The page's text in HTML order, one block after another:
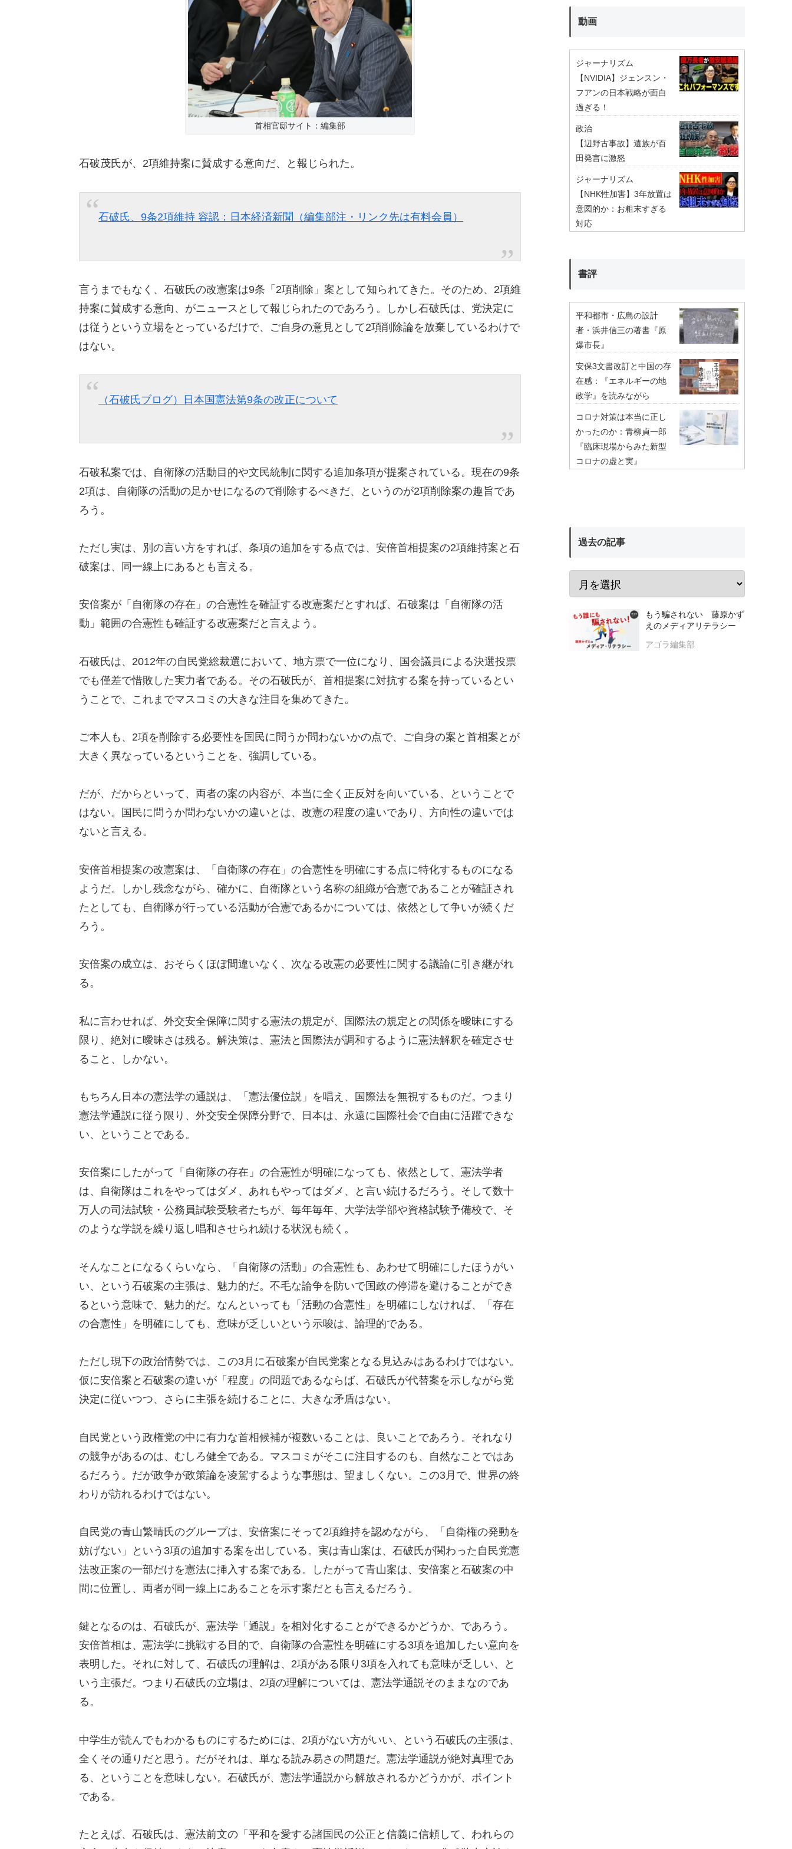
首相官邸サイト：編集部
石破茂氏が、2項維持案に賛成する意向だ、と報じられた。
石破氏、9条2項維持 容認：日本経済新聞（編集部注・リンク先は有料会員）
言うまでもなく、石破氏の改憲案は9条「2項削除」案として知られてきた。そのため、2項維
持案に賛成する意向、がニュースとして報じられたのであろう。しかし石破氏は、党決定に
は従うという立場をとっているだけで、ご自身の意見として2項削除論を放棄しているわけで
はない。
（石破氏ブログ）日本国憲法第9条の改正について
石破私案では、自衛隊の活動目的や文民統制に関する追加条項が提案されている。現在の9条
2項は、自衛隊の活動の足かせになるので削除するべきだ、というのが2項削除案の趣旨であ
ろう。
ただし実は、別の言い方をすれば、条項の追加をする点では、安倍首相提案の2項維持案と石
破案は、同一線上にあるとも言える。
安倍案が「自衛隊の存在」の合憲性を確証する改憲案だとすれば、石破案は「自衛隊の活
動」範囲の合憲性も確証する改憲案だと言えよう。
石破氏は、2012年の自民党総裁選において、地方票で一位になり、国会議員による決選投票
でも僅差で惜敗した実力者である。その石破氏が、首相提案に対抗する案を持っているとい
うことで、これまでマスコミの大きな注目を集めてきた。
ご本人も、2項を削除する必要性を国民に問うか問わないかの点で、ご自身の案と首相案とが
大きく異なっているということを、強調している。
だが、だからといって、両者の案の内容が、本当に全く正反対を向いている、ということで
はない。国民に問うか問わないかの違いとは、改憲の程度の違いであり、方向性の違いでは
ないと言える。
安倍首相提案の改憲案は、「自衛隊の存在」の合憲性を明確にする点に特化するものになる
ようだ。しかし残念ながら、確かに、自衛隊という名称の組織が合憲であることが確証され
たとしても、自衛隊が行っている活動が合憲であるかについては、依然として争いが続くだ
ろう。
安倍案の成立は、おそらくほぼ間違いなく、次なる改憲の必要性に関する議論に引き継がれ
る。
私に言わせれば、外交安全保障に関する憲法の規定が、国際法の規定との関係を曖昧にする
限り、絶対に曖昧さは残る。解決策は、憲法と国際法が調和するように憲法解釈を確定させ
ること、しかない。
もちろん日本の憲法学の通説は、「憲法優位説」を唱え、国際法を無視するものだ。つまり
憲法学通説に従う限り、外交安全保障分野で、日本は、永遠に国際社会で自由に活躍できな
い、ということである。
安倍案にしたがって「自衛隊の存在」の合憲性が明確になっても、依然として、憲法学者
は、自衛隊はこれをやってはダメ、あれもやってはダメ、と言い続けるだろう。そして数十
万人の司法試験・公務員試験受験者たちが、毎年毎年、大学法学部や資格試験予備校で、そ
のような学説を繰り返し唱和させられ続ける状況も続く。
そんなことになるくらいなら、「自衛隊の活動」の合憲性も、あわせて明確にしたほうがい
い、という石破案の主張は、魅力的だ。不毛な論争を防いで国政の停滞を避けることができ
るという意味で、魅力的だ。なんといっても「活動の合憲性」を明確にしなければ、「存在
の合憲性」を明確にしても、意味が乏しいという示唆は、論理的である。
ただし現下の政治情勢では、この3月に石破案が自民党案となる見込みはあるわけではない。
仮に安倍案と石破案の違いが「程度」の問題であるならば、石破氏が代替案を示しながら党
決定に従いつつ、さらに主張を続けることに、大きな矛盾はない。
自民党という政権党の中に有力な首相候補が複数いることは、良いことであろう。それなり
の競争があるのは、むしろ健全である。マスコミがそこに注目するのも、自然なことではあ
るだろう。だが政争が政策論を凌駕するような事態は、望ましくない。この3月で、世界の終
わりが訪れるわけではない。
自民党の青山繁晴氏のグループは、安倍案にそって2項維持を認めながら、「自衛権の発動を
妨げない」という3項の追加する案を出している。実は青山案は、石破氏が関わった自民党憲
法改正案の一部だけを憲法に挿入する案である。したがって青山案は、安倍案と石破案の中
間に位置し、両者が同一線上にあることを示す案だとも言えるだろう。
鍵となるのは、石破氏が、憲法学「通説」を相対化することができるかどうか、であろう。
安倍首相は、憲法学に挑戦する目的で、自衛隊の合憲性を明確にする3項を追加したい意向を
表明した。それに対して、石破氏の理解は、2項がある限り3項を入れても意味が乏しい、と
いう主張だ。つまり石破氏の立場は、2項の理解については、憲法学通説そのままなのであ
る。
中学生が読んでもわかるものにするためには、2項がない方がいい、という石破氏の主張は、
全くその通りだと思う。だがそれは、単なる読み易さの問題だ。憲法学通説が絶対真理であ
る、ということを意味しない。石破氏が、憲法学通説から解放されるかどうかが、ポイント
である。
たとえば、石破氏は、憲法前文の「平和を愛する諸国民の公正と信義に信頼して、われらの
動画
ジャーナリズム
【NVIDIA】ジェンスン・
フアンの日本戦略が面白
過ぎる！
政治
【辺野古事故】遺族が百
田発言に激怒
ジャーナリズム
【NHK性加害】3年放置は
意図的か：お粗末すぎる
対応
書評
平和都市・広島の設計
者・浜井信三の著書『原
爆市長』
安保3文書改訂と中国の存
在感：『エネルギーの地
政学』を読みながら
コロナ対策は本当に正し
かったのか：青柳貞一郎
『臨床現場からみた新型
コロナの虚と実』
過去の記事
もう騙されない 藤原かず
えのメディアリテラシー
アゴラ編集部